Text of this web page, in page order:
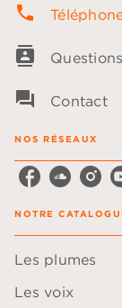
phone
contacts
question_answer Contact
NOS RÉSEAUX
NOTRE
Les plumes
Les voix